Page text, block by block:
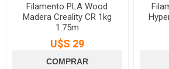
Filamento PLA Wood
Madera Creality CR 1kg
1.75m
U$S 29